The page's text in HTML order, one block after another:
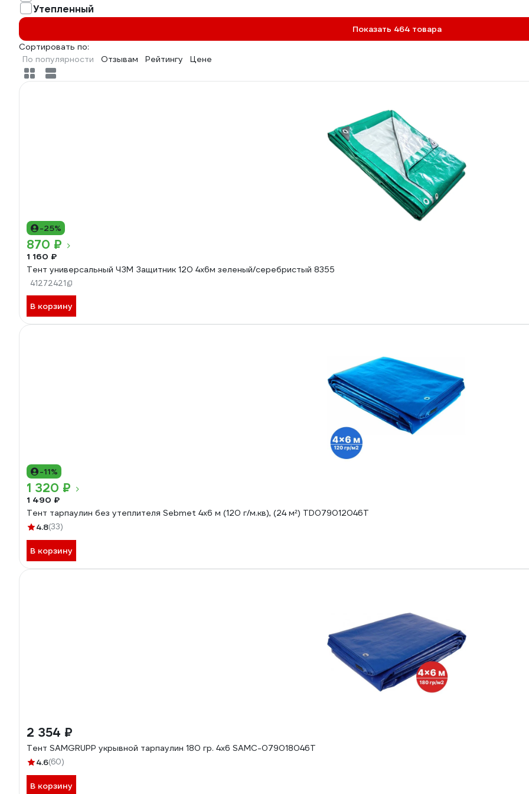
Утепленный
Показать 464 товара
Сортировать по:
По популярности
Отзывам Рейтингу Цене
-25%
870 ₽
1 160 ₽
Тент универсальный ЧЗМ Защитник 120 4х6м зеленый/серебристый 8355
41272421
В корзину
-11%
1 320 ₽
1 490 ₽
Тент тарпаулин без утеплителя Sebmet 4x6 м (120 г/м.кв), (24 м²) TD079012046Т
4.8(33)
В корзину
2 354 ₽
Тент SAMGRUPP укрывной тарпаулин 180 гр. 4x6 SAMC-079018046Т
4.6(60)
В корзину